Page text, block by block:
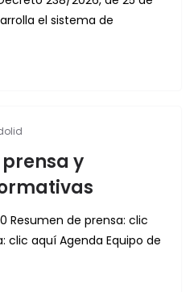
el sistema de
y
Resumen de prensa: clic
clic aquí Agenda Equipo de